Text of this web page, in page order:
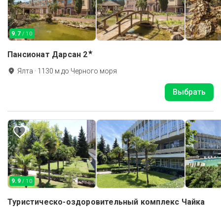
9.7 / 10
Пансионат Дарсан 2★
Ялта · 1130 м до Черного моря
Выбрать
9.9 / 10
Туристическо-оздоровительный комплекс Чайка